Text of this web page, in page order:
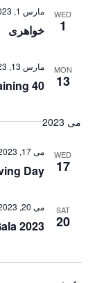
WED
1 خواهری
مارس 1, 2023 @ 5:30 pm
MON
13
40 Hour Domestic Violence Advocate Training
مارس 13, 2023
می 2023
WED
17
Day
می 17, 2023
SAT
20
2023
می 20, 2023